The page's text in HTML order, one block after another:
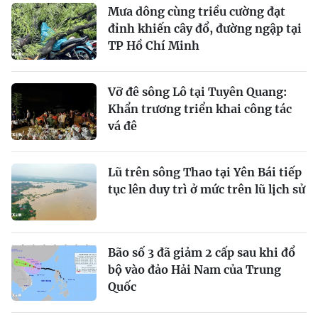
Mưa dông cùng triều cường đạt
đỉnh khiến cây đổ, đường ngập tại
TP Hồ Chí Minh
Vỡ đê sông Lô tại Tuyên Quang:
Khẩn trương triển khai công tác
vá đê
Lũ trên sông Thao tại Yên Bái tiếp
tục lên duy trì ở mức trên lũ lịch sử
Bão số 3 đã giảm 2 cấp sau khi đổ
bộ vào đảo Hải Nam của Trung
Quốc